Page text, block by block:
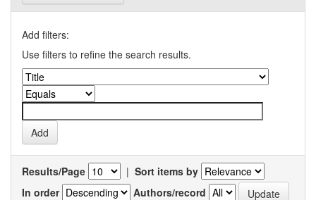
Add filters:
Use filters to refine the search results.
Results/Page | Sort items by
In order
Authors/record